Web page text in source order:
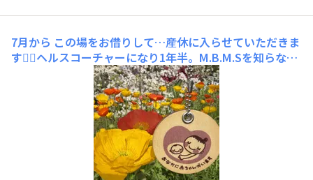
7月から この場をお借りして…産休に入らせていただきま
す🙇‍♀️ヘルスコーチャーになり1年半。M.B.M.Sを知らなか
ったら妊娠期間はどうなっていたんだろう🤔きっと今より
体重も増えていたと思います、、🍜🍟🍫🍪🍨🥪🚰妊娠中に
より意識していたことは…◉食生活やライフスタイルを見
直し取り組む🥦😪（できる範囲で）◉必